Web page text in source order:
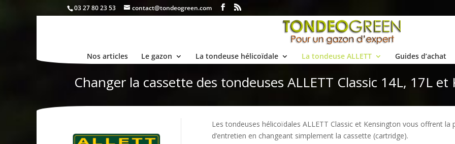
03 27 80 23 53 contact@tondeogreen.com
Nos articles Le gazon La tondeuse hélicoïdale La tondeuse ALLETT Guides d’achat
Changer la cassette des tondeuses ALLETT Classic 14L, 17L
Les tondeuses hélicoïdales ALLETT Classic et Kensington vous offrent
d’entretien en changeant simplement la cassette (cartridge).